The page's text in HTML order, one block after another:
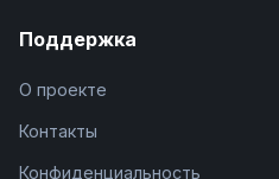
Поддержка
О проекте
Контакты
Конфиденциальность